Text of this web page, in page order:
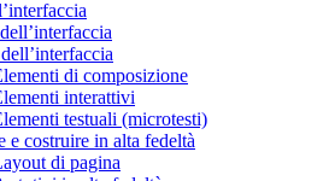
di composizione
interattivi
testuali (microtesti)
e costruire in alta fedeltà
di pagina